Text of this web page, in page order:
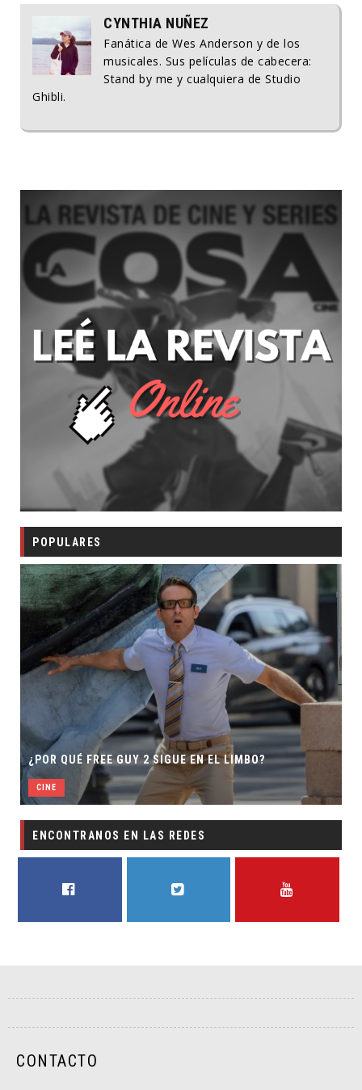
CYNTHIA NUÑEZ
Fanática de Wes Anderson y de los
musicales. Sus películas de cabecera:
Stand by me y cualquiera de Studio
Ghibli.
POPULARES
¿POR QUÉ FREE GUY 2 SIGUE EN EL LIMBO?
CINE
ENCONTRANOS EN LAS REDES
CONTACTO